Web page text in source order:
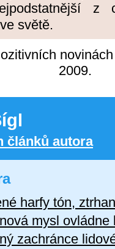
z
světě.
2009.
článků autora
harfy tón,
mysl ovládne
zachránce